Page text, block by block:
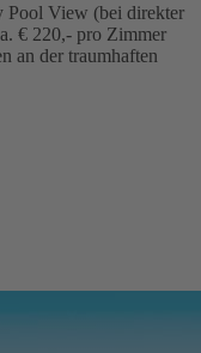
Pool View (bei direkter
€ 220,- pro Zimmer
an der traumhaften